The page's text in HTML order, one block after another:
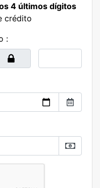
4 últimos dígitos
crédito
: